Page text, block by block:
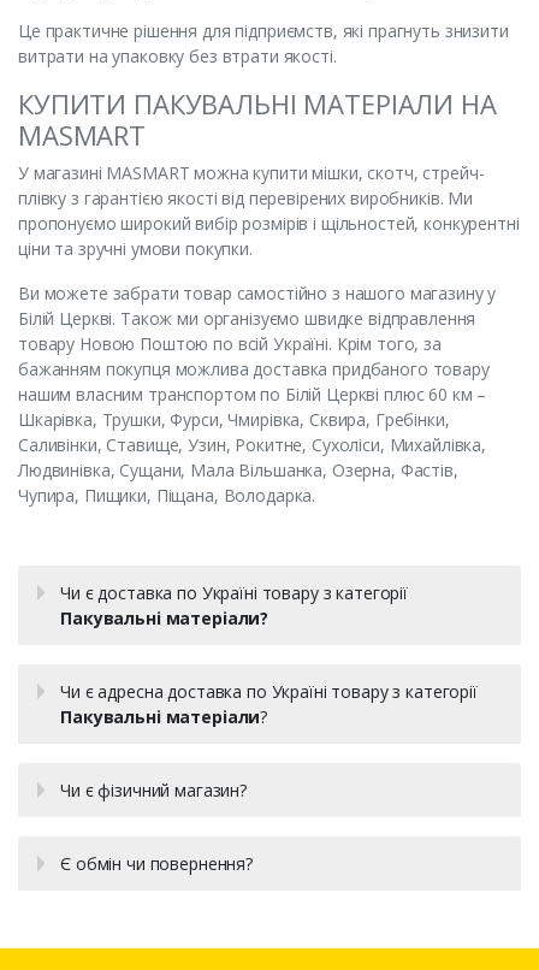
Це практичне рішення для підприємств, які прагнуть знизити
витрати на упаковку без втрати якості.
КУПИТИ ПАКУВАЛЬНІ МАТЕРІАЛИ НА
MASMART
У магазині MASMART можна купити мішки, скотч, стрейч-
плівку з гарантією якості від перевірених виробників. Ми
пропонуємо широкий вибір розмірів і щільностей, конкурентні
ціни та зручні умови покупки.
Ви можете забрати товар самостійно з нашого магазину у
Білій Церкві. Також ми організуємо швидке відправлення
товару Новою Поштою по всій Україні. Крім того, за
бажанням покупця можлива доставка придбаного товару
нашим власним транспортом по Білій Церкві плюс 60 км –
Шкарівка, Трушки, Фурси, Чмирівка, Сквира, Гребінки,
Саливінки, Ставище, Узин, Рокитне, Сухоліси, Михайлівка,
Людвинівка, Сущани, Мала Вільшанка, Озерна, Фастів,
Чупира, Пищики, Піщана, Володарка.
Чи є доставка по Україні товару з категорії
Пакувальні матеріали?
Чи є адресна доставка по Україні товару з категорії
Пакувальні матеріали?
Чи є фізичний магазин?
Є обмін чи повернення?